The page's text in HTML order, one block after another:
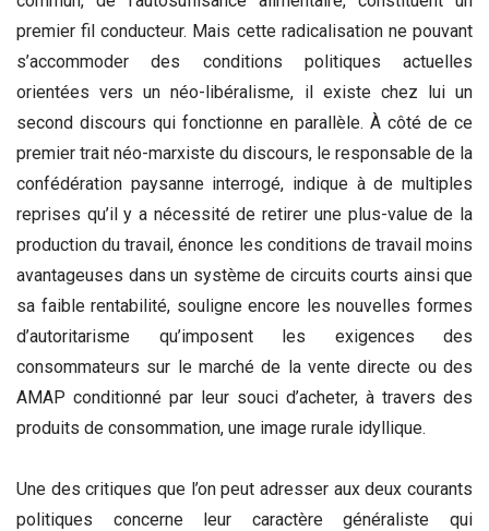
premier fil conducteur. Mais cette radicalisation ne pouvant
s’accommoder des conditions politiques actuelles
orientées vers un néo-libéralisme, il existe chez lui un
second discours qui fonctionne en parallèle. À côté de ce
premier trait néo-marxiste du discours, le responsable de la
confédération paysanne interrogé, indique à de multiples
reprises qu’il y a nécessité de retirer une plus-value de la
production du travail, énonce les conditions de travail moins
avantageuses dans un système de circuits courts ainsi que
sa faible rentabilité, souligne encore les nouvelles formes
d’autoritarisme qu’imposent les exigences des
consommateurs sur le marché de la vente directe ou des
AMAP conditionné par leur souci d’acheter, à travers des
produits de consommation, une image rurale idyllique.
Une des critiques que l’on peut adresser aux deux courants
politiques concerne leur caractère généraliste qui